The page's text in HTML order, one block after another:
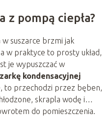
z pompą ciepła?
w suszarce brzmi jak
w praktyce to prosty układ,
je wypuszczać w
kondensacyjnej
to przechodzi przez bęben,
skrapla wodę i…
do pomieszczenia.